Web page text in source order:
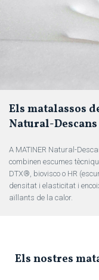
Els matalassos
Natural-Descans
A MATINER Natural-
combinen escumes
DTX®, biovisco o HR
densitat i elasticitat i
aïllants de la calor.
Els nostres